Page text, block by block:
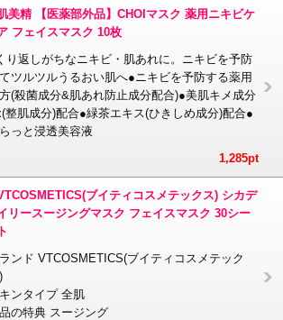
美精 【医薬部外品】CHOIマスク 薬用ニキビケ
フェイスマスク 10枚
り返しがちなニキビ・肌あれに。ニキビを予防
ツルツルうるおい肌へ●ニキビを予防する薬用
(殺菌成分&肌あれ防止成分配合)●美肌キメ成分
整肌成分)配合●緑茶エキス(ひきしめ成分)配合●
っと浸透美容液
1,285pt
ブイティコスメテックス) シカデ
リースージングマスク フェイスマスク 30シー
ト
ンド VTCOSMETICS(ブイティコスメテック
ンタイプ 全肌
の特典 スージング